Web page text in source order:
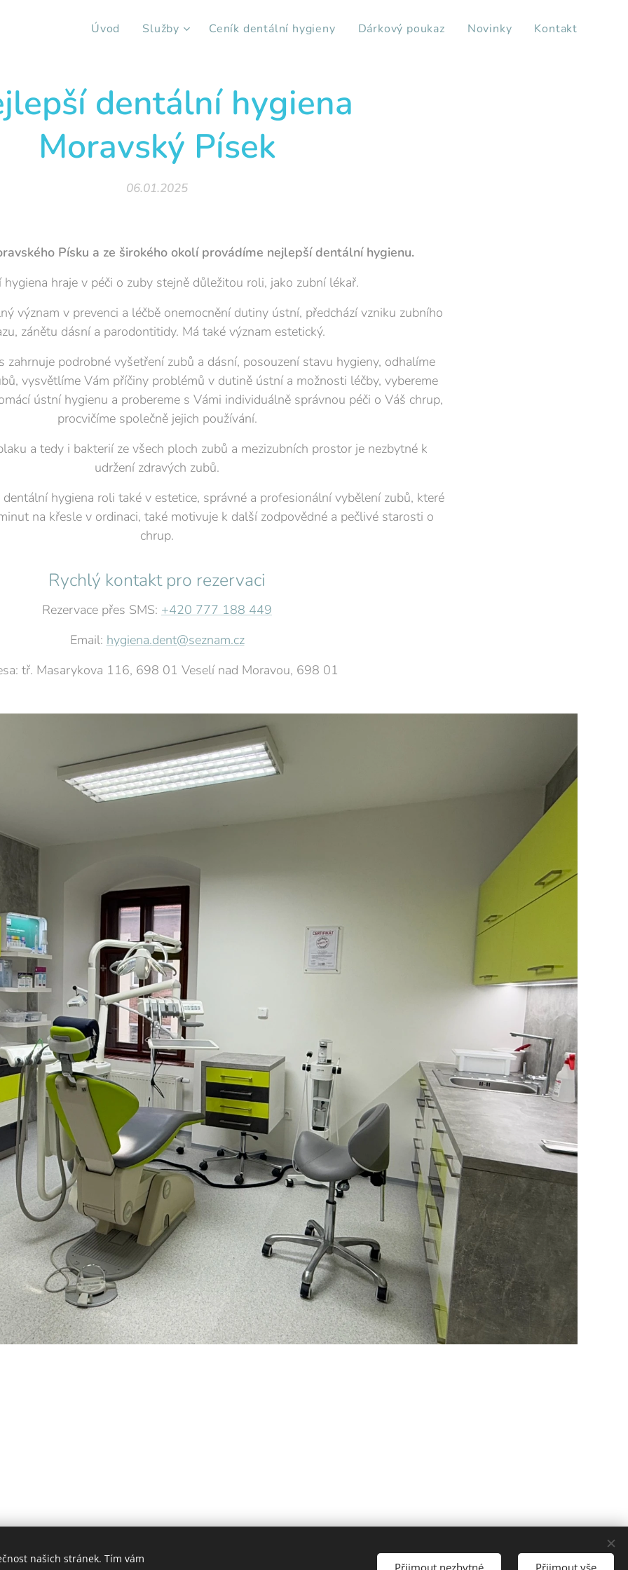
Úvod Služby Ceník dentální hygieny Dárkový poukaz Novinky Kontakt
dentální hygiena
Moravský Písek
06.01.2025
Písku a ze širokého okolí provádíme nejlepší dentální hygienu.
hraje v péči o zuby stejně důležitou roli, jako zubní lékař.
význam v prevenci a léčbě onemocnění dutiny ústní, předchází vzniku zubního
zánětu dásní a parodontitidy. Má také význam estetický.
zahrnuje podrobné vyšetření zubů a dásní, posouzení stavu hygieny, odhalíme
vysvětlíme Vám příčiny problémů v dutině ústní a možnosti léčby, vybereme
ústní hygienu a probereme s Vámi individuálně správnou péči o Váš chrup,
procvičíme společně jejich používání.
a tedy i bakterií ze všech ploch zubů a mezizubních prostor je nezbytné k
udržení zdravých zubů.
hygiena roli také v estetice, správné a profesionální vybělení zubů, které
na křesle v ordinaci, také motivuje k další zodpovědné a pečlivé starosti o
chrup.
Rychlý kontakt pro rezervaci
Rezervace přes SMS: +420 777 188 449
Email: hygiena.dent@seznam.cz
tř. Masarykova 116, 698 01 Veselí nad Moravou, 698 01
Hygiena Dent | Dentální hygiena Veselí nad Moravou |
našich stránek. Tím vám
Přijmout nezbytné Přijmout vše